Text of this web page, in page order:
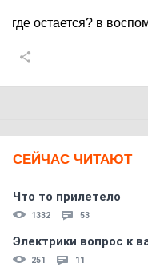
где остается? в
СЕЙЧАС ЧИТАЮТ
Что то прилетело
1332 53
Электрики вопрос к
251 11